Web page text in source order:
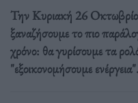
Την Κυριακή 26
ξαναζήσουμε το πιο
χρόνο: θα γυρίσουμε τα
"εξοικονομήσουμε ενέργεια".